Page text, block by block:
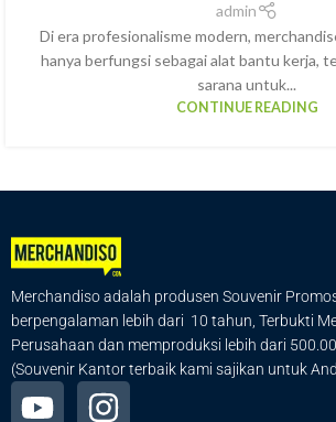
admin
Di era profesionalisme modern,
hanya berfungsi sebagai alat bantu kerja,
sarana untuk...
CONTINUE READING
Merchandiso adalah produsen Souvenir
berpengalaman lebih dari 10 tahun, Terbukti
Perusahaan dan memproduksi lebih dari
(Souvenir Kantor terbaik kami sajikan untuk